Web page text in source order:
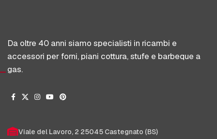
Da oltre 40 anni siamo specialisti in ricambi e
accessori per forni, piani cottura, stufe e barbeque a
gas.
Viale del Lavoro, 2 25045 Castegnato (BS)